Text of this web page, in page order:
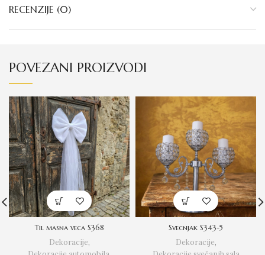
RECENZIJE (0)
POVEZANI PROIZVODI
Til masna veca S368
Dekoracije,
Svecnjak S343-5
Dekoracije,